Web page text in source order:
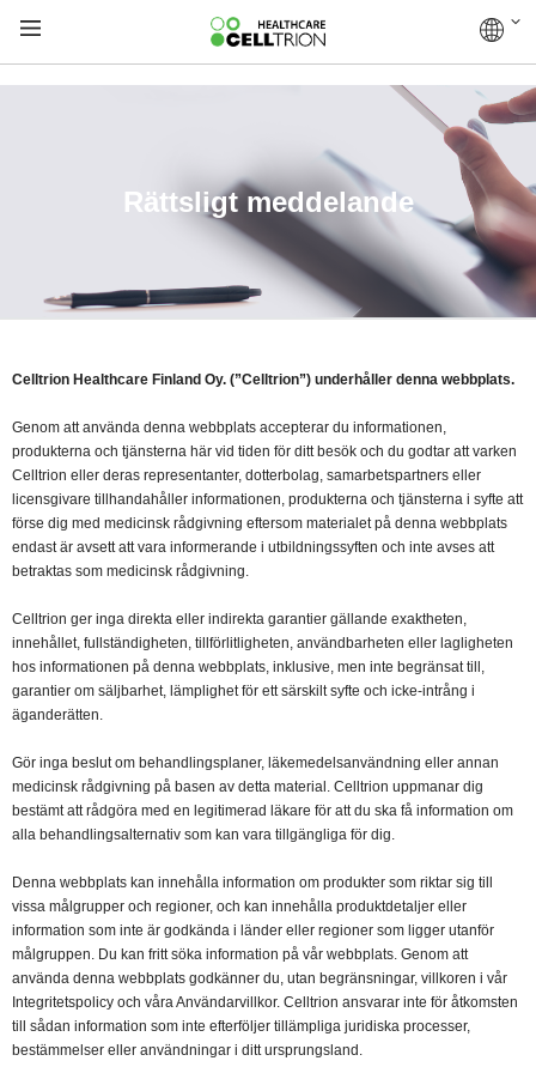
Rättsligt meddelande
Celltrion Healthcare Finland Oy. (”Celltrion”) underhåller denna webbplats.
Genom att använda denna webbplats accepterar du informationen,
produkterna och tjänsterna här vid tiden för ditt besök och du godtar att varken
Celltrion eller deras representanter, dotterbolag, samarbetspartners eller
licensgivare tillhandahåller informationen, produkterna och tjänsterna i syfte att
förse dig med medicinsk rådgivning eftersom materialet på denna webbplats
endast är avsett att vara informerande i utbildningssyften och inte avses att
betraktas som medicinsk rådgivning.
Celltrion ger inga direkta eller indirekta garantier gällande exaktheten,
innehållet, fullständigheten, tillförlitligheten, användbarheten eller lagligheten
hos informationen på denna webbplats, inklusive, men inte begränsat till,
garantier om säljbarhet, lämplighet för ett särskilt syfte och icke-intrång i
äganderätten.
Gör inga beslut om behandlingsplaner, läkemedelsanvändning eller annan
medicinsk rådgivning på basen av detta material. Celltrion uppmanar dig
bestämt att rådgöra med en legitimerad läkare för att du ska få information om
alla behandlingsalternativ som kan vara tillgängliga för dig.
Denna webbplats kan innehålla information om produkter som riktar sig till
vissa målgrupper och regioner, och kan innehålla produktdetaljer eller
information som inte är godkända i länder eller regioner som ligger utanför
målgruppen. Du kan fritt söka information på vår webbplats. Genom att
använda denna webbplats godkänner du, utan begränsningar, villkoren i vår
Integritetspolicy och våra Användarvillkor. Celltrion ansvarar inte för åtkomsten
till sådan information som inte efterföljer tillämpliga juridiska processer,
bestämmelser eller användningar i ditt ursprungsland.